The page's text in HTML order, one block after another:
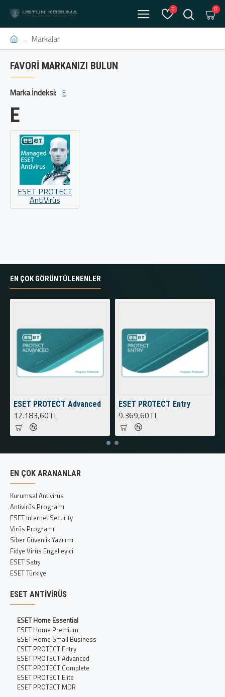
0 0
Markalar
FAVORI MARKANIZI BULUN
Marka İndeksi: E
E
ESET PROTECT
AntiVirüs
EN ÇOK GÖRÜNTÜLENENLER
ESET PROTECT Advanced
12.183,60TL
ESET PROTECT Entry
9.369,60TL
EN ÇOK ARANANLAR
Kurumsal Antivirüs
Antivirüs Programı
ESET İnternet Security
Virüs Programı
Siber Güvenlik Yazılımı
Fidye Virüs Engelleyici
ESET Satış
ESET Türkiye
ESET ANTIVIRÜS
ESET Home Essential
ESET Home Premium
ESET Home Small Business
ESET PROTECT Entry
ESET PROTECT Advanced
ESET PROTECT Complete
ESET PROTECT Elite
ESET PROTECT MDR